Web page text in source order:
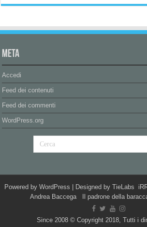
Meta
Accedi
Feed dei contenuti
Feed dei commenti
WordPress.org
Powered by WordPress | Designed by TieLabs
Andrea Baccega Il padrone della
Since 2008 © Copyright 2018, Tutti i